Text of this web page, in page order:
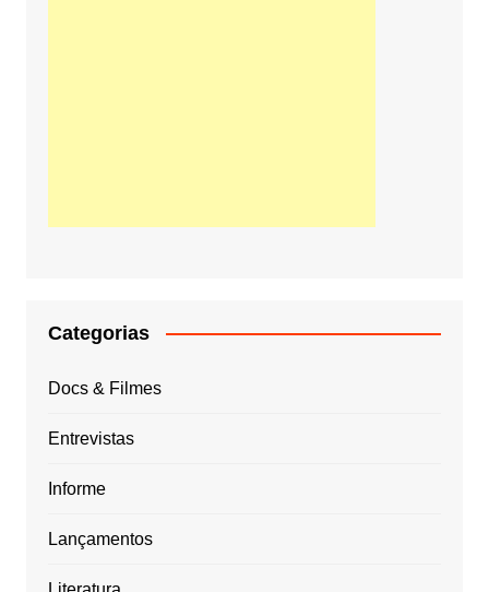
Categorias
Docs & Filmes
Entrevistas
Informe
Lançamentos